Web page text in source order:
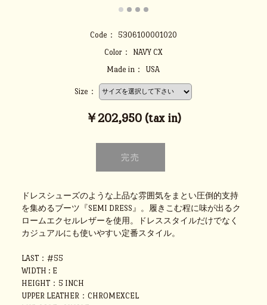
Code：
5306100001020
Color：
NAVY CX
Made in：
USA
Size：
￥202,950 (tax in)
ドレスシューズのような上品な雰囲気をまとい圧倒的支持
を集めるブーツ『SEMI DRESS』。履きこむ程に味が出るク
ロームエクセルレザーを使用。ドレススタイルだけでなく
カジュアルにも使いやすい定番スタイル。
LAST：#55
WIDTH : E
HEIGHT：5 INCH
UPPER LEATHER：CHROMEXCEL